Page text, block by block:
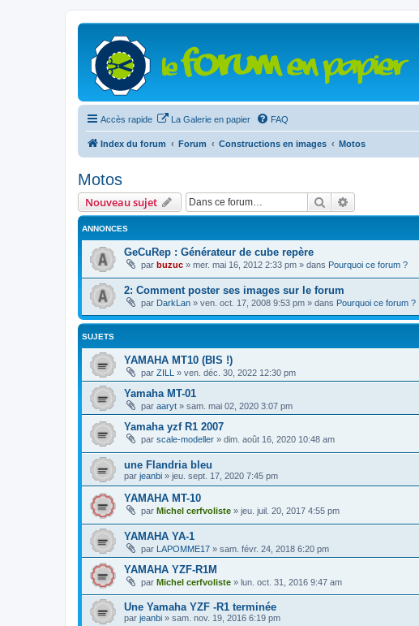
Accès rapide La Galerie en papier FAQ
Index du forum Forum Constructions en images Motos
Motos
Nouveau sujet Rechercher
ANNONCES
GeCuRep : Générateur de cube repère
par buzuc » mer. mai 16, 2012 2:33 pm » dans Pourquoi ce forum ?
2: Comment poster ses images sur le forum
par DarkLan » ven. oct. 17, 2008 9:53 pm » dans Pourquoi ce forum ?
SUJETS
YAMAHA MT10 (BIS !)
par ZILL » ven. déc. 30, 2022 12:30 pm
Yamaha MT-01
par aaryt » sam. mai 02, 2020 3:07 pm
Yamaha yzf R1 2007
par scale-modeller » dim. août 16, 2020 10:48 am
une Flandria bleu
par jeanbi » jeu. sept. 17, 2020 7:45 pm
YAMAHA MT-10
par Michel cerfvoliste » jeu. juil. 20, 2017 4:55 pm
YAMAHA YA-1
par LAPOMME17 » sam. févr. 24, 2018 6:20 pm
YAMAHA YZF-R1M
par Michel cerfvoliste » lun. oct. 31, 2016 9:47 am
Une Yamaha YZF -R1 terminée
par jeanbi » sam. nov. 19, 2016 6:19 pm